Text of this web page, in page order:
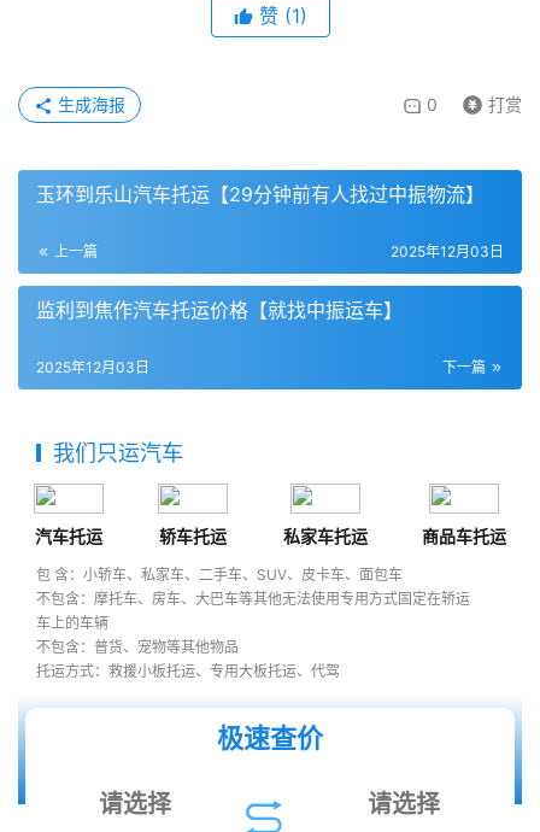
赞 (1)
0 打赏
生成海报
玉环到乐山汽车托运【29分钟前有人找过中振物流】
上一篇 2025年12月03日
监利到焦作汽车托运价格【就找中振运车】
下一篇
2025年12月03日
我们只运汽车
汽车托运 轿车托运 私家车托运 商品车托运
包 含：小轿车、私家车、二手车、SUV、皮卡车、面包车
不包含：摩托车、房车、大巴车等其他无法使用专用方式固定在轿运
车上的车辆
不包含：普货、宠物等其他物品
托运方式：救援小板托运、专用大板托运、代驾
极速查价